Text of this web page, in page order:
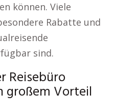
können. Viele
Rabatte und
sind.
Reisebüro
großem Vorteil